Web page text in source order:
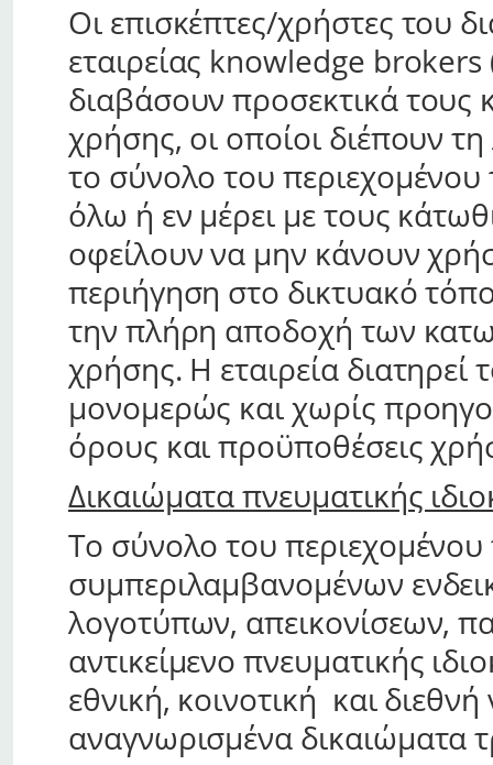
Οι επισκέπτες/χρήστες του
εταιρείας knowledge brokers
διαβάσουν προσεκτικά τους
χρήσης, οι οποίοι διέπουν
το σύνολο του
όλω ή εν μέρει με τους
οφείλουν να μην κάνουν
περιήγηση στο δικτυακό
την πλήρη αποδοχή των
χρήσης. Η εταιρεία διατηρεί
μονομερώς και χωρίς
όρους και προϋποθέσεις
Δικαιώματα πνευματικής
Το σύνολο του
συμπεριλαμβανομένων
λογοτύπων, απεικονίσεων,
αντικείμενο πνευματικής
εθνική, κοινοτική και
αναγνωρισμένα δικαιώματα